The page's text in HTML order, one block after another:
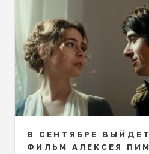
В СЕНТЯБРЕ
ФИЛЬМ АЛЕКСЕЯ